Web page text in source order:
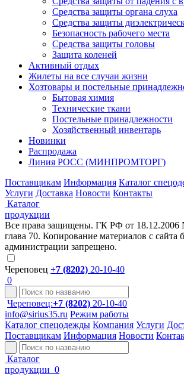
Средства защиты органа слуха
Средства защиты
Безопасность рабочего места
Средства защиты головы
Защита коленей
Активный отдых
Жилеты на все случаи жизни
Хозтовары и постельные
Бытовая химия
Технические ткани
Постельные принадлежности
Хозяйственный инвентарь
Новинки
Распродажа
Линия РОСС (МИНПРОМТОРГ)
Поставщикам Информация Каталог
Услуги Доставка Новости Контакты
Каталог
продукции
Все права защищены. ГК РФ от 18.12.2006
глава 70. Копирование материалов с сайта
администрации запрещено.
Череповец +7 (8202) 20-10-40
0
Череповец:+7 (8202) 20-10-40
info@sirius35.ru Режим работы
Каталог спецодежды Компания Услуги
Поставщикам Информация Новости
Каталог
продукции 0